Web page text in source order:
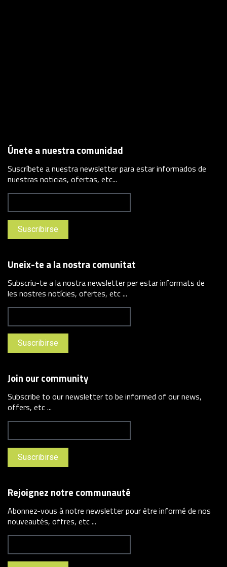
Únete a nuestra comunidad
Suscríbete a nuestra newsletter para estar informados de
nuestras noticias, ofertas, etc...
Uneix-te a la nostra comunitat
Subscriu-te a la nostra newsletter per estar informats de
les nostres notícies, ofertes, etc ...
Join our community
Subscribe to our newsletter to be informed of our news,
offers, etc ...
Rejoignez notre communauté
Abonnez-vous à notre newsletter pour être informé de nos
nouveautés, offres, etc ...